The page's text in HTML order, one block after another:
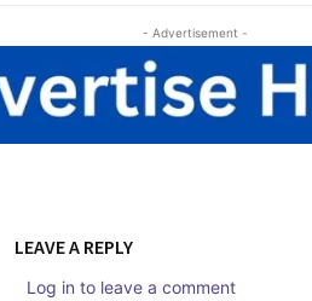
- Advertisement -
LEAVE A REPLY
Log in to leave a comment